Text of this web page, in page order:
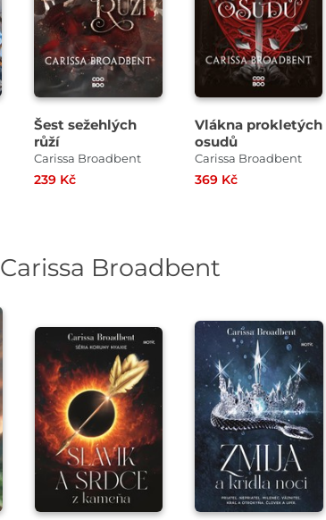
Šest sežehlých
růží
Carissa Broadbent
239 Kč
Vlákna prokletých
osudů
Carissa Broadbent
369 Kč
Carissa Broadbent